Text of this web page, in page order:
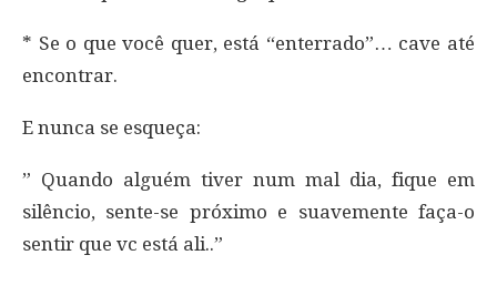
* Se o que você quer, está “enterrado”… cave até
encontrar.
E nunca se esqueça:
” Quando alguém tiver num mal dia, fique em
silêncio, sente-se próximo e suavemente faça-o
sentir que vc está ali..”